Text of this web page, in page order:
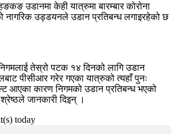
उडानमा केही यात्रुमा बारम्बार कोरोना
नागरिक उड्डयनले उडान प्रतिबन्ध लगाइरहेको छ
तेस्रो पटक १४ दिनको लागि उडान
पीसीआर गरेर गएका यात्रुको त्यहाँ पुनः
आएका कारण निगमको उडान प्रतिबन्ध भएको
जानकारी दिइन् ।
today